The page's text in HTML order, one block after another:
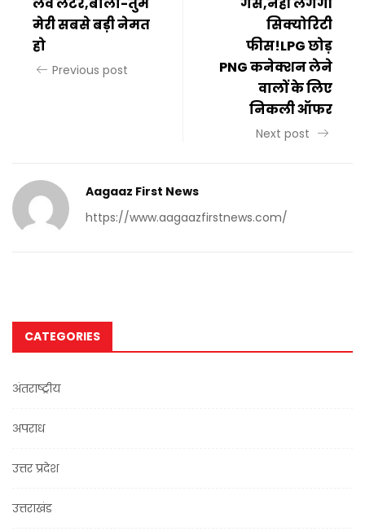
लव लेटर,बोला-तुम
मेरी सबसे बड़ी नेमत
हो
Previous post
गैस,नहीं लगेगी
सिक्योरिटी
फीस!LPG छोड़
PNG कनेक्शन लेने
वालों के लिए
निकली ऑफर
Next post
Aagaaz First News
https://www.aagaazfirstnews.com/
CATEGORIES
अंतराष्ट्रीय
अपराध
उत्तर प्रदेश
उत्तराखंड